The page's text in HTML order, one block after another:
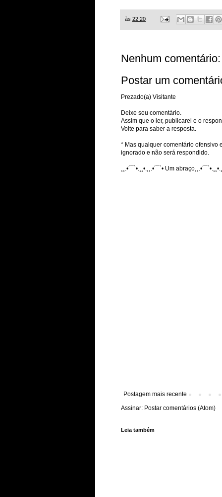
às 22:20
Nenhum comentário:
Postar um
Prezado(a) Visitante
Deixe seu comentário.
Assim que o ler, publicarei e o
Volte para saber a resposta.
* Mas qualquer comentário ofensivo
ignorado e não será respondido.
¸¸.•´¯`•.¸¸•.¸¸.•´¯`• Um
Postagem mais recente
Assinar: Postar comentários (Atom)
Leia também